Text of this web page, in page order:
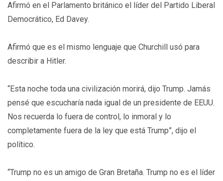
Afirmó en el Parlamento británico el líder del Partido Liberal
Democrático, Ed Davey.
Afirmó que es el mismo lenguaje que Churchill usó para
describir a Hitler.
“Esta noche toda una civilización morirá, dijo Trump. Jamás
pensé que escucharía nada igual de un presidente de EEUU.
Nos recuerda lo fuera de control, lo inmoral y lo
completamente fuera de la ley que está Trump”, dijo el
político.
“Trump no es un amigo de Gran Bretaña. Trump no es el líder